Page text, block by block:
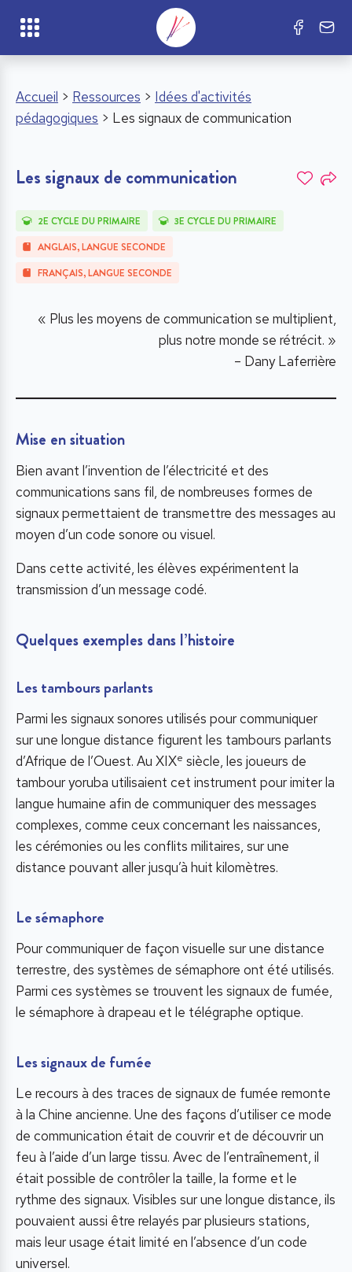
Accueil > Ressources > Idées d'activités
pédagogiques > Les signaux de communication
Les signaux de communication
2E CYCLE DU PRIMAIRE
3E CYCLE DU PRIMAIRE
ANGLAIS, LANGUE SECONDE
FRANÇAIS, LANGUE SECONDE
« Plus les moyens de communication se multiplient,
plus notre monde se rétrécit. »
– Dany Laferrière
Mise en situation
Bien avant l’invention de l’électricité et des
communications sans fil, de nombreuses formes de
signaux permettaient de transmettre des messages au
moyen d’un code sonore ou visuel.
Dans cette activité, les élèves expérimentent la
transmission d’un message codé.
Quelques exemples dans l’histoire
Les tambours parlants
Parmi les signaux sonores utilisés pour communiquer
sur une longue distance figurent les tambours parlants
d’Afrique de l’Ouest. Au XIXe siècle, les joueurs de
tambour yoruba utilisaient cet instrument pour imiter la
langue humaine afin de communiquer des messages
complexes, comme ceux concernant les naissances,
les cérémonies ou les conflits militaires, sur une
distance pouvant aller jusqu’à huit kilomètres.
Le sémaphore
Pour communiquer de façon visuelle sur une distance
terrestre, des systèmes de sémaphore ont été utilisés.
Parmi ces systèmes se trouvent les signaux de fumée,
le sémaphore à drapeau et le télégraphe optique.
Les signaux de fumée
Le recours à des traces de signaux de fumée remonte
à la Chine ancienne. Une des façons d’utiliser ce mode
de communication était de couvrir et de découvrir un
feu à l’aide d’un large tissu. Avec de l’entraînement, il
était possible de contrôler la taille, la forme et le
rythme des signaux. Visibles sur une longue distance, ils
pouvaient aussi être relayés par plusieurs stations,
mais leur usage était limité en l’absence d’un code
universel.